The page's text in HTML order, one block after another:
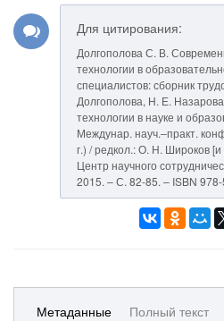
Для цитирования:
Долгополова С. В.
технологии в
специалистов: сборник
Долгополова, Н. Е.
технологии в науке и
Междунар. науч.–практ.
г.) / редкол.: О. Н. Широков
Центр научного
2015. – С. 82-85. – ISBN
Метаданные Полный текст